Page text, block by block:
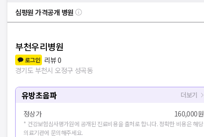
심평원 가격공개 병원
부천우리병원
로그인 리뷰0
경기도 부천시 오정구 성곡동
유방초음파 더보기
정상가 160,000원
* 건강보험심사평가원에 공개된 진료비용을 출처로 합니다. 정확한 비용은 해당
의료기관에 문의해주세요.